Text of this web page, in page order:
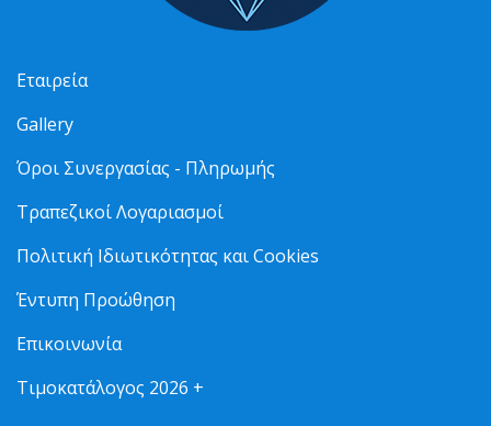
Εταιρεία
Gallery
Όροι Συνεργασίας - Πληρωμής
Τραπεζικοί Λογαριασμοί
Πολιτική Ιδιωτικότητας και Cookies
Έντυπη Προώθηση
Επικοινωνία
Τιμοκατάλογος 2026 +